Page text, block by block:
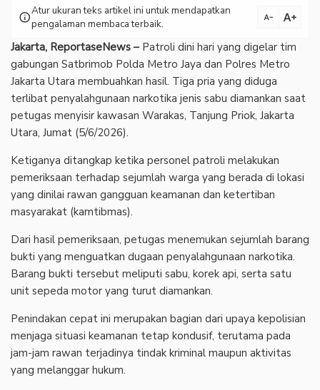
infoAtur ukuran teks artikel ini untuk mendapatkan
pengalaman membaca terbaik.
text_decrease text_increase
Jakarta, ReportaseNews –Patroli dini hari yang digelar tim
gabungan Satbrimob Polda Metro Jaya dan Polres Metro
Jakarta Utara membuahkan hasil. Tiga pria yang diduga
terlibat penyalahgunaan narkotika jenis sabu diamankan saat
petugas menyisir kawasan Warakas, Tanjung Priok, Jakarta
Utara, Jumat (5/6/2026).
‎Ketiganya ditangkap ketika personel patroli melakukan
pemeriksaan terhadap sejumlah warga yang berada di lokasi
yang dinilai rawan gangguan keamanan dan ketertiban
masyarakat (kamtibmas).
‎Dari hasil pemeriksaan, petugas menemukan sejumlah barang
bukti yang menguatkan dugaan penyalahgunaan narkotika.
Barang bukti tersebut meliputi sabu, korek api, serta satu
unit sepeda motor yang turut diamankan.
‎Penindakan cepat ini merupakan bagian dari upaya kepolisian
menjaga situasi keamanan tetap kondusif, terutama pada
jam-jam rawan terjadinya tindak kriminal maupun aktivitas
yang melanggar hukum.